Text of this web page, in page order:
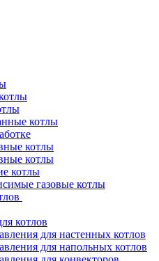
котлы
котлы
котлы
котлы
газовые котлы
котлов
для настенных котлов
для напольных котлов